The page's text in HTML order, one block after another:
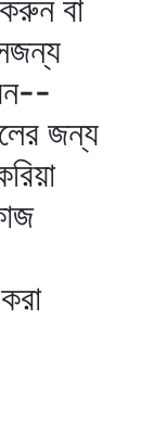
বা
জন্য